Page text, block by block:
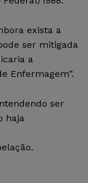
exista a
ser mitigada
a
Enfermagem”.
ser
haja